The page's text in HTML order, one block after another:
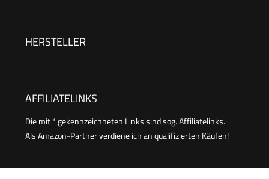
Nasenhaarschneider Professionell Wasserdicht,
HERSTELLER
AFFILIATELINKS
Die mit * gekennzeichneten Links sind sog. Affiliatelinks.
Als Amazon-Partner verdiene ich an qualifizierten Käufen!